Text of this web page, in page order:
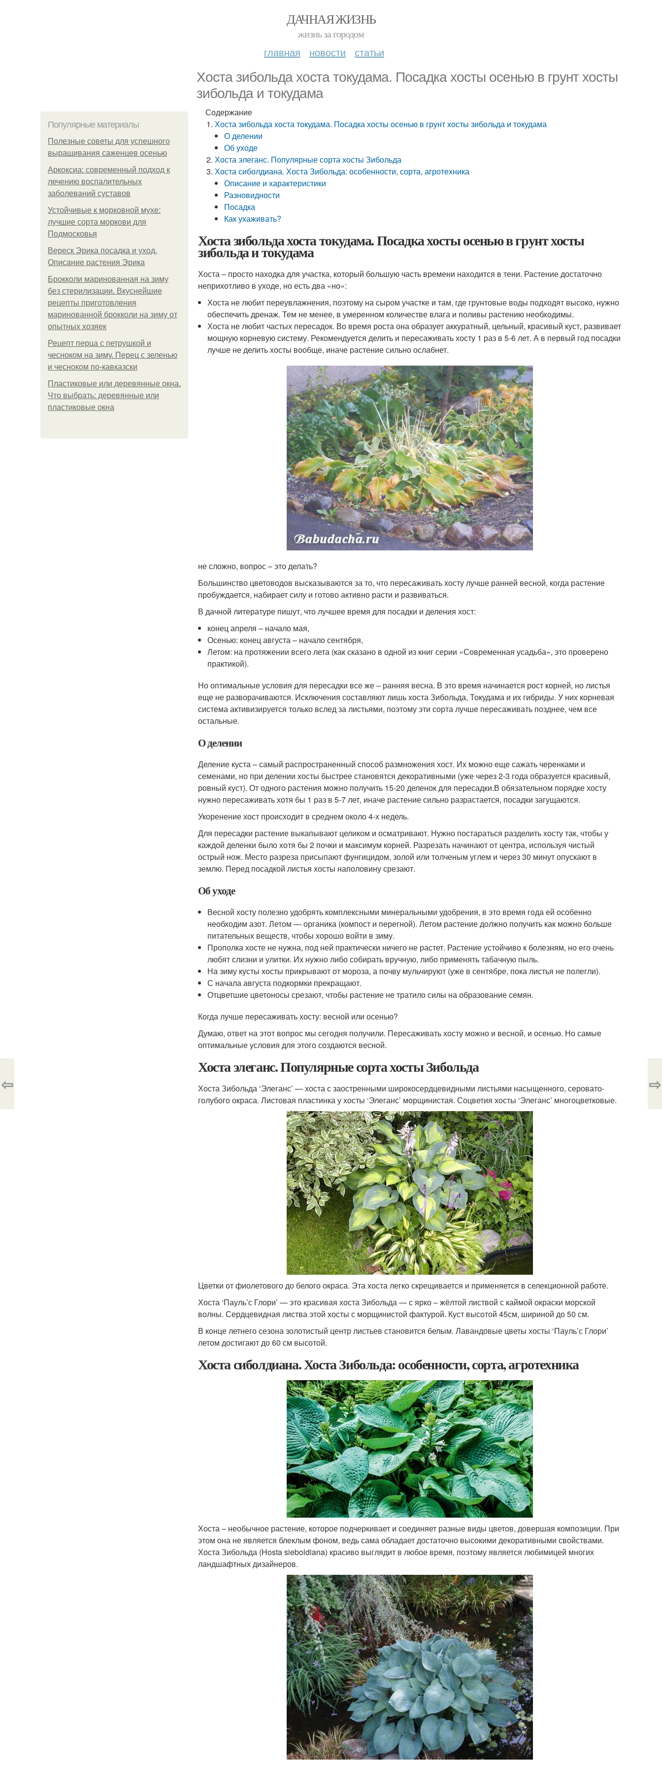
ДАЧНАЯ ЖИЗНЬ
жизнь за городом
главная новости статьи
Хоста зибольда хоста токудама. Посадка хосты осенью в грунт хосты
зибольда и токудама
Популярные материалы
Полезные советы для успешного
выращивания саженцев осенью
Аркоксиа: современный подход к
лечению воспалительных
заболеваний суставов
Устойчивые к морковной мухе:
лучшие сорта моркови для
Подмосковья
Вереск Эрика посадка и уход.
Описание растения Эрика
Брокколи маринованная на зиму
без стерилизации. Вкуснейшие
рецепты приготовления
маринованной брокколи на зиму от
опытных хозяек
Рецепт перца с петрушкой и
чесноком на зиму. Перец с зеленью
и чесноком по-кавказски
Пластиковые или деревянные окна.
Что выбрать: деревянные или
пластиковые окна
Содержание
Хоста зибольда хоста токудама. Посадка хосты осенью в грунт хосты зибольда и токудама
О делении
Об уходе
Хоста элеганс. Популярные сорта хосты Зибольда
Хоста сиболдиана. Хоста Зибольда: особенности, сорта, агротехника
Описание и характеристики
Разновидности
Посадка
Как ухаживать?
Хоста зибольда хоста токудама. Посадка хосты осенью в грунт хосты
зибольда и токудама
Хоста – просто находка для участка, который большую часть времени находится в тени. Растение достаточно
неприхотливо в уходе, но есть два «но»:
Хоста не любит переувлажнения, поэтому на сыром участке и там, где грунтовые воды подходят высоко, нужно
обеспечить дренаж. Тем не менее, в умеренном количестве влага и поливы растению необходимы.
Хоста не любит частых пересадок. Во время роста она образует аккуратный, цельный, красивый куст, развивает
мощную корневую систему. Рекомендуется делить и пересаживать хосту 1 раз в 5-6 лет. А в первый год посадки
лучше не делить хосты вообще, иначе растение сильно ослабнет.
не сложно, вопрос – это делать?
Большинство цветоводов высказываются за то, что пересаживать хосту лучше ранней весной, когда растение
пробуждается, набирает силу и готово активно расти и развиваться.
В дачной литературе пишут, что лучшее время для посадки и деления хост:
конец апреля – начало мая,
Осенью: конец августа – начало сентября,
Летом: на протяжении всего лета (как сказано в одной из книг серии «Современная усадьба», это проверено
практикой).
Но оптимальные условия для пересадки все же – ранняя весна. В это время начинается рост корней, но листья
еще не разворачиваются. Исключения составляют лишь хоста Зибольда, Токудама и их гибриды. У них корневая
система активизируется только вслед за листьями, поэтому эти сорта лучше пересаживать позднее, чем все
остальные.
О делении
Деление куста – самый распространенный способ размножения хост. Их можно еще сажать черенками и
семенами, но при делении хосты быстрее становятся декоративными (уже через 2-3 года образуется красивый,
ровный куст). От одного растения можно получить 15-20 деленок для пересадки.В обязательном порядке хосту
нужно пересаживать хотя бы 1 раз в 5-7 лет, иначе растение сильно разрастается, посадки загущаются.
Укоренение хост происходит в среднем около 4-х недель.
Для пересадки растение выкапывают целиком и осматривают. Нужно постараться разделить хосту так, чтобы у
каждой деленки было хотя бы 2 почки и максимум корней. Разрезать начинают от центра, используя чистый
острый нож. Место разреза присыпают фунгицидом, золой или толченым углем и через 30 минут опускают в
землю. Перед посадкой листья хосты наполовину срезают.
Об уходе
Весной хосту полезно удобрять комплексными минеральными удобрения, в это время года ей особенно
необходим азот. Летом — органика (компост и перегной). Летом растение должно получить как можно больше
питательных веществ, чтобы хорошо войти в зиму.
Прополка хосте не нужна, под ней практически ничего не растет. Растение устойчиво к болезням, но его очень
любят слизни и улитки. Их нужно либо собирать вручную, либо применять табачную пыль.
На зиму кусты хосты прикрывают от мороза, а почву мульчируют (уже в сентябре, пока листья не полегли).
С начала августа подкормки прекращают.
Отцветшие цветоносы срезают, чтобы растение не тратило силы на образование семян.
Когда лучше пересаживать хосту: весной или осенью?
Думаю, ответ на этот вопрос мы сегодня получили. Пересаживать хосту можно и весной, и осенью. Но самые
оптимальные условия для этого создаются весной.
Хоста элеганс. Популярные сорта хосты Зибольда
Хоста Зибольда ‘Элеганс’ — хоста с заостренными широкосердцевидными листьями насыщенного, серовато-
голубого окраса. Листовая пластинка у хосты ‘Элеганс’ морщинистая. Соцветия хосты ‘Элеганс’ многоцветковые.
Цветки от фиолетового до белого окраса. Эта хоста легко скрещивается и применяется в селекционной работе.
Хоста ‘Пауль’с Глори’ — это красивая хоста Зибольда — с ярко – жёлтой листвой с каймой окраски морской
волны. Сердцевидная листва этой хосты с морщинистой фактурой. Куст высотой 45см, шириной до 50 см.
В конце летнего сезона золотистый центр листьев становится белым. Лавандовые цветы хосты ‘Пауль’с Глори’
летом достигают до 60 см высотой.
Хоста сиболдиана. Хоста Зибольда: особенности, сорта, агротехника
Хоста – необычное растение, которое подчеркивает и соединяет разные виды цветов, довершая композиции. При
этом она не является блеклым фоном, ведь сама обладает достаточно высокими декоративными свойствами.
Хоста Зибольда (Hosta sieboldiana) красиво выглядит в любое время, поэтому является любимицей многих
ландшафтных дизайнеров.
⇦ ⇨